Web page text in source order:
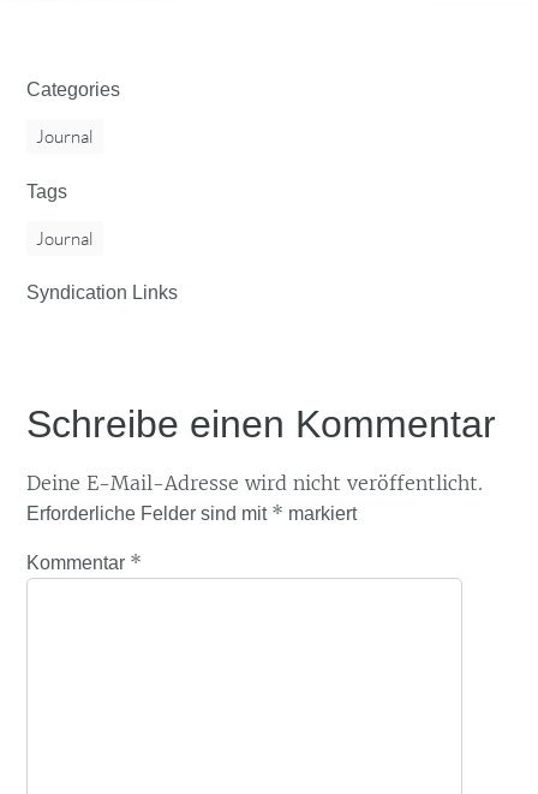
Categories
Journal
Tags
Journal
Syndication Links
Schreibe einen Kommentar
Deine E-Mail-Adresse wird nicht veröffentlicht.
Erforderliche Felder sind mit * markiert
Kommentar *